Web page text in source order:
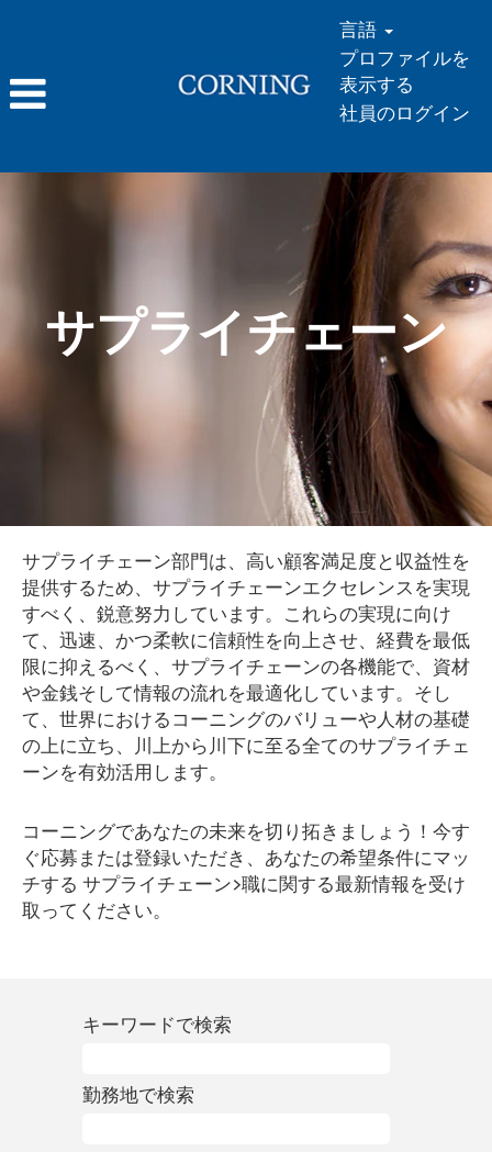
言語
プロファイルを
表示する
社員のログイン
サプライチェーン
サプライチェーン部門は、高い顧客満足度と収益性を
提供するため、サプライチェーンエクセレンスを実現
すべく、鋭意努力しています。これらの実現に向け
て、迅速、かつ柔軟に信頼性を向上させ、経費を最低
限に抑えるべく、サプライチェーンの各機能で、資材
や金銭そして情報の流れを最適化しています。そし
て、世界におけるコーニングのバリューや人材の基礎
の上に立ち、川上から川下に至る全てのサプライチェ
ーンを有効活用します。
コーニングであなたの未来を切り拓きましょう！今す
ぐ応募または登録いただき、あなたの希望条件にマッ
チする サプライチェーン>職に関する最新情報を受け
取ってください。
キーワードで検索
勤務地で検索